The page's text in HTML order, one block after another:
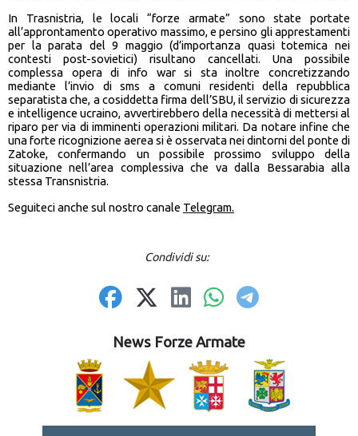
In Trasnistria, le locali “forze armate” sono state portate
all’approntamento operativo massimo, e persino gli apprestamenti
per la parata del 9 maggio (d’importanza quasi totemica nei
contesti post-sovietici) risultano cancellati. Una possibile
complessa opera di info war si sta inoltre concretizzando
mediante l’invio di sms a comuni residenti della repubblica
separatista che, a cosiddetta firma dell’SBU, il servizio di sicurezza
e intelligence ucraino, avvertirebbero della necessità di mettersi al
riparo per via di imminenti operazioni militari. Da notare infine che
una forte ricognizione aerea si è osservata nei dintorni del ponte di
Zatoke, confermando un possibile prossimo sviluppo della
situazione nell’area complessiva che va dalla Bessarabia alla
stessa Transnistria.
Seguiteci anche sul nostro canale Telegram.
Condividi su:
News Forze Armate